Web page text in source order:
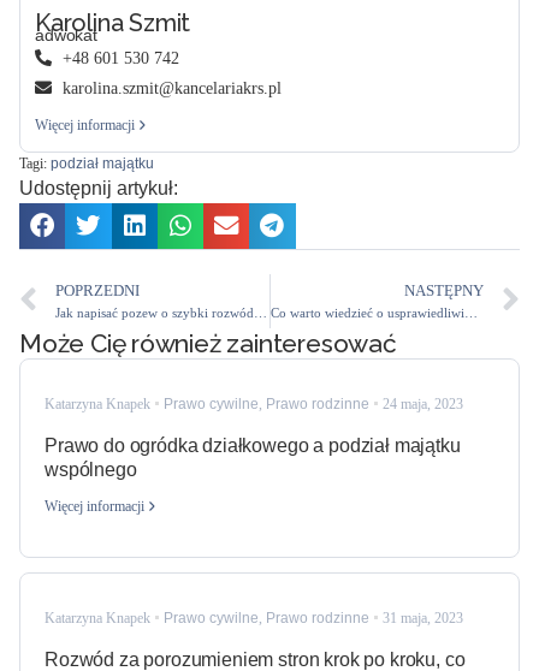
Karolina Szmit
adwokat
+48 601 530 742
karolina.szmit@kancelariakrs.pl
Więcej informacji
Tagi: podział majątku
Udostępnij artykuł:
POPRZEDNI NASTĘPNY
Może Cię również zainteresować
Katarzyna Knapek Prawo cywilne, Prawo rodzinne 24 maja, 2023
Prawo do ogródka działkowego a podział majątku
wspólnego
Więcej informacji
Katarzyna Knapek Prawo cywilne, Prawo rodzinne 31 maja, 2023
Rozwód za porozumieniem stron krok po kroku, co